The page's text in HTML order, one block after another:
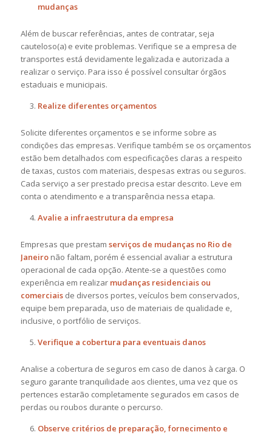
mudanças
Além de buscar referências, antes de contratar, seja
cauteloso(a) e evite problemas. Verifique se a empresa de
transportes está devidamente legalizada e autorizada a
realizar o serviço. Para isso é possível consultar órgãos
estaduais e municipais.
Realize diferentes orçamentos
Solicite diferentes orçamentos e se informe sobre as
condições das empresas. Verifique também se os orçamentos
estão bem detalhados com especificações claras a respeito
de taxas, custos com materiais, despesas extras ou seguros.
Cada serviço a ser prestado precisa estar descrito. Leve em
conta o atendimento e a transparência nessa etapa.
Avalie a infraestrutura da empresa
Empresas que prestam serviços de mudanças no Rio de
Janeironão faltam, porém é essencial avaliar a estrutura
operacional de cada opção. Atente-se a questões como
experiência em realizar mudanças residenciais ou
comerciaisde diversos portes, veículos bem conservados,
equipe bem preparada, uso de materiais de qualidade e,
inclusive, o portfólio de serviços.
Verifique a cobertura para eventuais danos
Analise a cobertura de seguros em caso de danos à carga. O
seguro garante tranquilidade aos clientes, uma vez que os
pertences estarão completamente segurados em casos de
perdas ou roubos durante o percurso.
Observe critérios de preparação, fornecimento e